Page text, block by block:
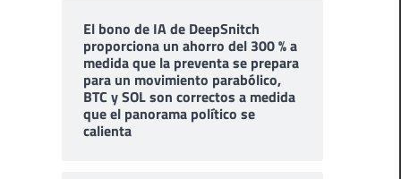
El bono de IA de DeepSnitch
proporciona un ahorro del 300 % a
medida que la preventa se prepara
para un movimiento parabólico,
BTC y SOL son correctos a medida
que el panorama político se
calienta